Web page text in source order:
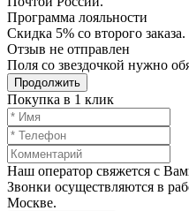
Программа лояльности
Скидка 5% со второго заказа.
Отзыв не отправлен
Поля со звездочкой нужно
Продолжить
Покупка в 1 клик
Наш оператор свяжется с
Звонки осуществляются в
Москве.